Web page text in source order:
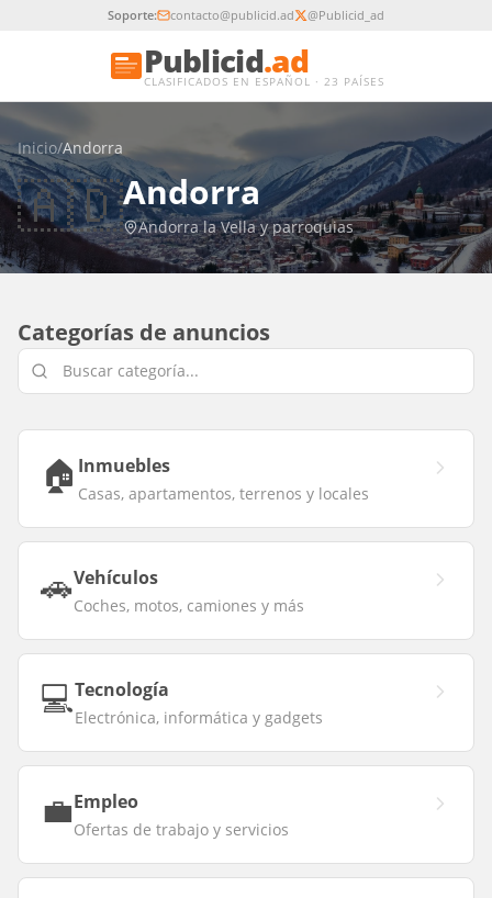
Soporte: contacto@publicid.ad @Publicid_ad
Publicid.ad
CLASIFICADOS EN ESPAÑOL · 23 PAÍSES
Inicio/Andorra
🇦🇩Andorra
Andorra la Vella y parroquias
Categorías de anuncios
🏠 Inmuebles
Casas, apartamentos, terrenos y locales
🚗Vehículos
Coches, motos, camiones y más
💻Tecnología
Electrónica, informática y gadgets
💼Empleo
Ofertas de trabajo y servicios